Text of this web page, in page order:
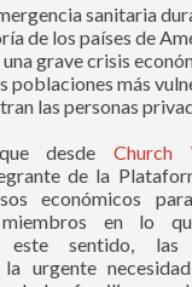
sanitaria
de los países de
grave crisis
poblaciones más
las personas
desdeChurch
de la
económicos
miembros en lo
sentido, las
urgente